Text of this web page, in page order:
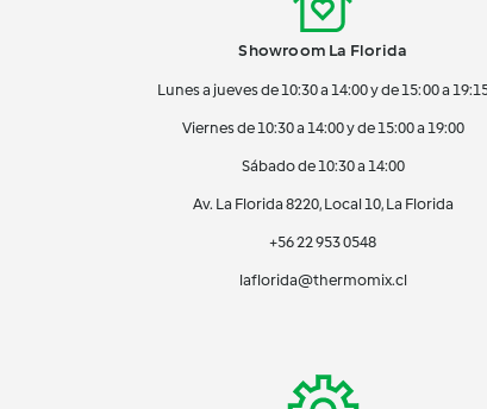
Showroom La Florida
Lunes a jueves de 10:30 a 14:00 y de 15:00 a
Viernes de 10:30 a 14:00 y de 15:00 a 19:00
Sábado de 10:30 a 14:00
Av. La Florida 8220, Local 10, La Florida
+56 22 953 0548
laflorida@thermomix.cl